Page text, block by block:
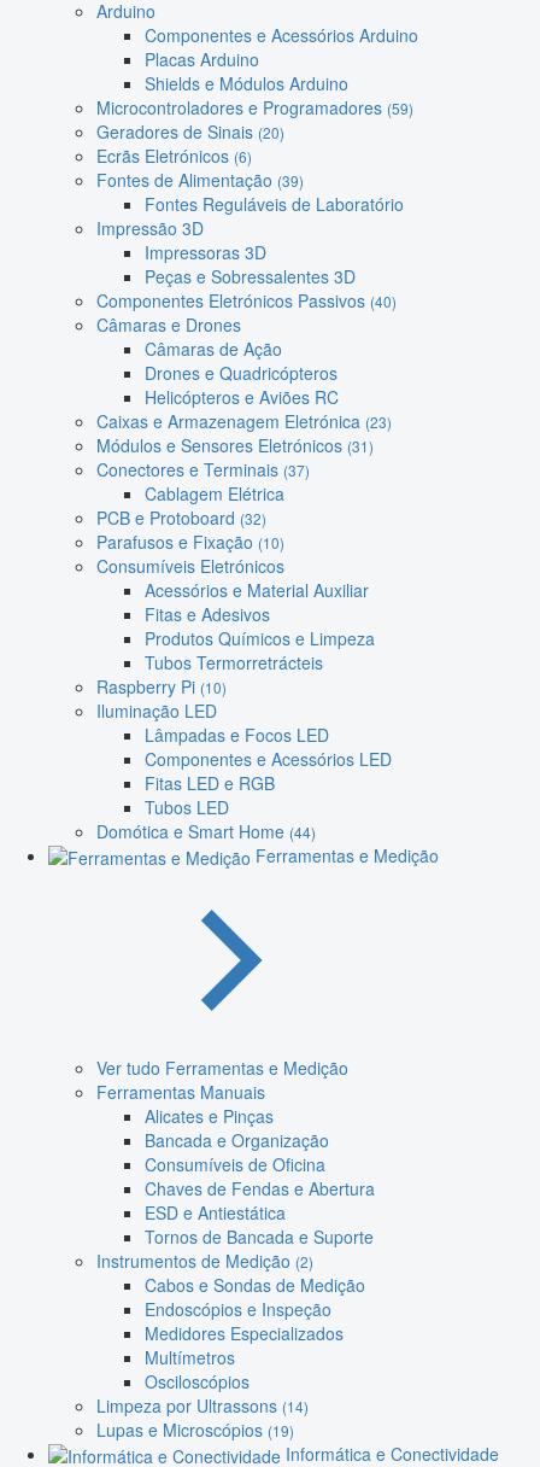
Arduino
Componentes e Acessórios Arduino
Placas Arduino
Shields e Módulos Arduino
Microcontroladores e Programadores (59)
Geradores de Sinais (20)
Ecrãs Eletrónicos (6)
Fontes de Alimentação (39)
Fontes Reguláveis de Laboratório
Impressão 3D
Impressoras 3D
Peças e Sobressalentes 3D
Componentes Eletrónicos Passivos (40)
Câmaras e Drones
Câmaras de Ação
Drones e Quadricópteros
Helicópteros e Aviões RC
Caixas e Armazenagem Eletrónica (23)
Módulos e Sensores Eletrónicos (31)
Conectores e Terminais (37)
Cablagem Elétrica
PCB e Protoboard (32)
Parafusos e Fixação (10)
Consumíveis Eletrónicos
Acessórios e Material Auxiliar
Fitas e Adesivos
Produtos Químicos e Limpeza
Tubos Termorretrácteis
Raspberry Pi (10)
Iluminação LED
Lâmpadas e Focos LED
Componentes e Acessórios LED
Fitas LED e RGB
Tubos LED
Domótica e Smart Home (44)
Ferramentas e Medição
Ver tudo Ferramentas e Medição
Ferramentas Manuais
Alicates e Pinças
Bancada e Organização
Consumíveis de Oficina
Chaves de Fendas e Abertura
ESD e Antiestática
Tornos de Bancada e Suporte
Instrumentos de Medição (2)
Cabos e Sondas de Medição
Endoscópios e Inspeção
Medidores Especializados
Multímetros
Osciloscópios
Limpeza por Ultrassons (14)
Lupas e Microscópios (19)
Informática e Conectividade